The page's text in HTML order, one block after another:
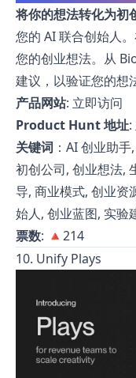
将你的想法转化为初
您的 AI 联合创始人
您的创业想法。从
建议，以验证您的想
产品网站: 立即访问
Product Hunt 地址:
关键词 ：AI 创业助
初创公司, 创业想法,
导, 商业模式, 创业资
始人, 创业蓝图, 实
票数: 🔺214
10. Unify Plays